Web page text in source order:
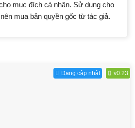
mục đích cá nhân. Sử dụng cho
mua bản quyền gốc từ tác giả.
Đang cập nhật v0.23